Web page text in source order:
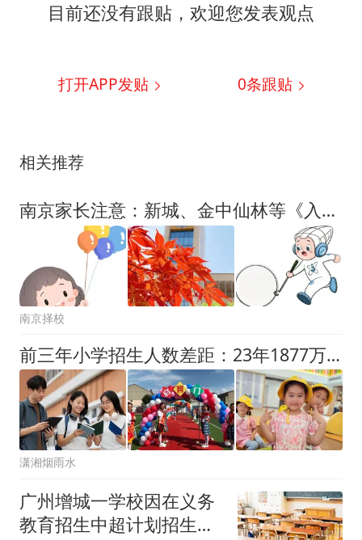
目前还没有跟贴，欢迎您发表观点
打开APP发贴 0条跟贴
相关推荐
南京家长注意：新城、金中仙林等《入学通知书》领取公告（第二弹）！
南京择校
前三年小学招生人数差距：23年1877万，24年1616万，25年令人震惊
潇湘烟雨水
广州增城一学校因在义务
教育招生中超计划招生，